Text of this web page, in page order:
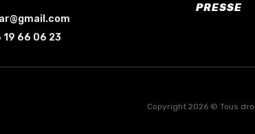
19 66 06 23
PRESSE
Copyright 2026 © Tous